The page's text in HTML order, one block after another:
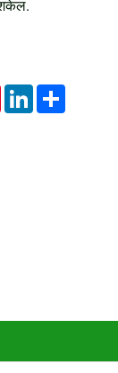
PinterestLinkedInShare